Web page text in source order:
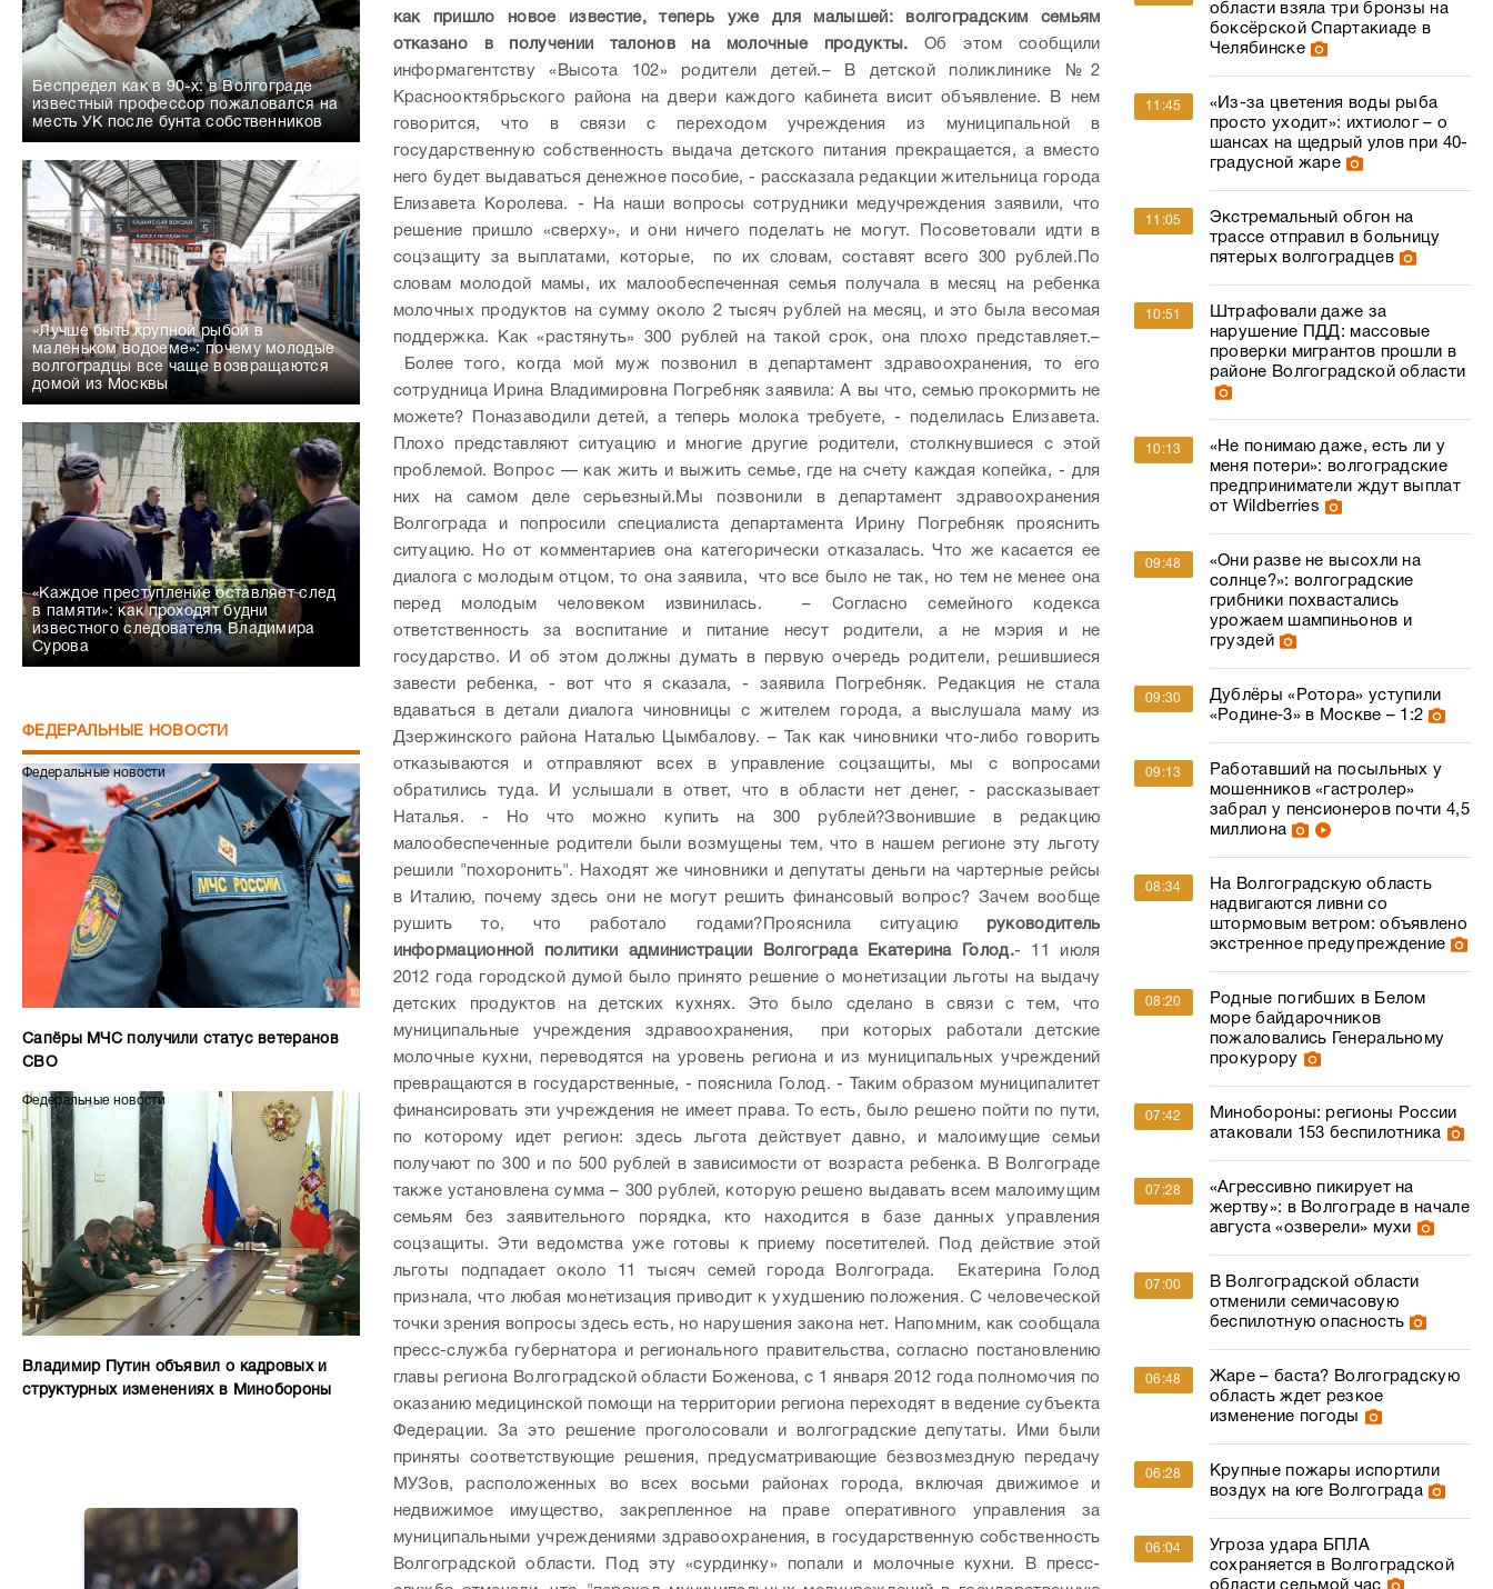
Беспредел как в 90-х: в Волгограде
известный профессор пожаловался на
месть УК после бунта собственников
«Лучше быть крупной рыбой в
маленьком водоеме»: почему молодые
волгоградцы все чаще возвращаются
домой из Москвы
«Каждое преступление оставляет след
в памяти»: как проходят будни
известного следователя Владимира
Сурова
ФЕДЕРАЛЬНЫЕ НОВОСТИ
Федеральные новости
Сапёры МЧС получили статус ветеранов
СВО
Федеральные новости
Владимир Путин объявил о кадровых и
структурных изменениях в Минобороны
как пришло новое известие, теперь уже для малышей: волгоградским семьям
отказано в получении талонов на молочные продукты. Об этом сообщили
информагентству «Высота 102» родители детей.– В детской поликлинике №2
Краснооктябрьского района на двери каждого кабинета висит объявление. В нем
говорится, что в связи с переходом учреждения из муниципальной в
государственную собственность выдача детского питания прекращается, а вместо
него будет выдаваться денежное пособие, - рассказала редакции жительница города
Елизавета Королева. - На наши вопросы сотрудники медучреждения заявили, что
решение пришло «сверху», и они ничего поделать не могут. Посоветовали идти в
соцзащиту за выплатами, которые, по их словам, составят всего 300 рублей. По
словам молодой мамы, их малообеспеченная семья получала в месяц на ребенка
молочных продуктов на сумму около 2 тысяч рублей на месяц, и это была весомая
поддержка. Как «растянуть» 300 рублей на такой срок, она плохо представляет.–
Более того, когда мой муж позвонил в департамент здравоохранения, то его
сотрудница Ирина Владимировна Погребняк заявила: А вы что, семью прокормить не
можете? Поназаводили детей, а теперь молока требуете, - поделилась Елизавета.
Плохо представляют ситуацию и многие другие родители, столкнувшиеся с этой
проблемой. Вопрос — как жить и выжить семье, где на счету каждая копейка, - для
них на самом деле серьезный. Мы позвонили в департамент здравоохранения
Волгограда и попросили специалиста департамента Ирину Погребняк прояснить
ситуацию. Но от комментариев она категорически отказалась. Что же касается ее
диалога с молодым отцом, то она заявила, что все было не так, но тем не менее она
перед молодым человеком извинилась.– Согласно семейного кодекса
ответственность за воспитание и питание несут родители, а не мэрия и не
государство. И об этом должны думать в первую очередь родители, решившиеся
завести ребенка, - вот что я сказала, - заявила Погребняк.
Редакция не стала
вдаваться в детали диалога чиновницы с жителем города, а выслушала маму из
Дзержинского района Наталью Цымбалову.– Так как чиновники что-либо говорить
отказываются и отправляют всех в управление соцзащиты, мы с вопросами
обратились туда. И услышали в ответ, что в области нет денег, - рассказывает
Наталья. - Но что можно купить на 300 рублей?Звонившие в редакцию
малообеспеченные родители были возмущены тем, что в нашем регионе эту льготу
решили "похоронить". Находят же чиновники и депутаты деньги на чартерные рейсы
в Италию, почему здесь они не могут решить финансовый вопрос? Зачем вообще
рушить то, что работало годами? Прояснила ситуацию руководитель
информационной политики администрации Волгограда Екатерина Голод.- 11 июля
2012 года городской думой было принято решение о монетизации льготы на выдачу
детских продуктов на детских кухнях. Это было сделано в связи с тем, что
муниципальные учреждения здравоохранения, при которых работали детские
молочные кухни, переводятся на уровень региона и из муниципальных учреждений
превращаются в государственные, - пояснила Голод. - Таким образом муниципалитет
финансировать эти учреждения не имеет права. То есть, было решено пойти по пути,
по которому идет регион: здесь льгота действует давно, и малоимущие семьи
получают по 300 и по 500 рублей в зависимости от возраста ребенка. В Волгограде
также установлена сумма – 300 рублей, которую решено выдавать всем малоимущим
семьям без заявительного порядка, кто находится в базе данных управления
соцзащиты. Эти ведомства уже готовы к приему посетителей. Под действие этой
льготы подпадает около 11 тысяч семей города Волгограда.
Екатерина Голод
признала, что любая монетизация приводит к ухудшению положения. С человеческой
точки зрения вопросы здесь есть, но нарушения закона нет. Напомним, как сообщала
пресс-служба губернатора и регионального правительства, согласно постановлению
главы региона Волгоградской области Боженова, с 1 января 2012 года полномочия по
оказанию медицинской помощи на территории региона переходят в ведение субъекта
Федерации. За это решение проголосовали и волгоградские депутаты. Ими были
приняты соответствующие решения, предусматривающие безвозмездную передачу
МУЗов, расположенных во всех восьми районах города, включая движимое и
недвижимое имущество, закрепленное на праве оперативного управления за
муниципальными учреждениями здравоохранения, в государственную собственность
Волгоградской области. Под эту «сурдинку» попали и молочные кухни.
В пресс-
области взяла три бронзы на
боксёрской Спартакиаде в
Челябинске
11:45
«Из-за цветения воды рыба
просто уходит»: ихтиолог – о
шансах на щедрый улов при 40-
градусной жаре
11:05
Экстремальный обгон на
трассе отправил в больницу
пятерых волгоградцев
10:51
Штрафовали даже за
нарушение ПДД: массовые
проверки мигрантов прошли в
районе Волгоградской области
10:13
«Не понимаю даже, есть ли у
меня потери»: волгоградские
предприниматели ждут выплат
от Wildberries
09:48
«Они разве не высохли на
солнце?»: волгоградские
грибники похвастались
урожаем шампиньонов и
груздей
09:30
Дублёры «Ротора» уступили
«Родине‑3» в Москве – 1:2
09:13
Работавший на посыльных у
мошенников «гастролер»
забрал у пенсионеров почти 4,5
миллиона
08:34
На Волгоградскую область
надвигаются ливни со
штормовым ветром: объявлено
экстренное предупреждение
08:20
Родные погибших в Белом
море байдарочников
пожаловались Генеральному
прокурору
07:42
Минобороны: регионы России
атаковали 153 беспилотника
07:28
«Агрессивно пикирует на
жертву»: в Волгограде в начале
августа «озверели» мухи
07:00
В Волгоградской области
отменили семичасовую
беспилотную опасность
06:48
Жаре – баста? Волгоградскую
область ждет резкое
изменение погоды
06:28
Крупные пожары испортили
воздух на юге Волгограда
06:04
Угроза удара БПЛА
сохраняется в Волгоградской
области седьмой час